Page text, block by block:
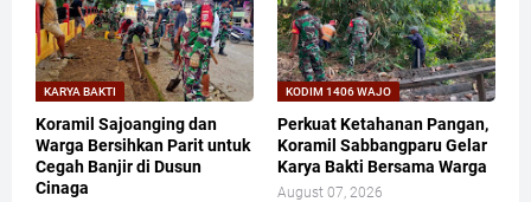
KARYA BAKTI
Koramil Sajoanging dan
Warga Bersihkan Parit untuk
Cegah Banjir di Dusun
Cinaga
KODIM 1406 WAJO
Perkuat Ketahanan Pangan,
Koramil Sabbangparu Gelar
Karya Bakti Bersama Warga
August 07, 2026